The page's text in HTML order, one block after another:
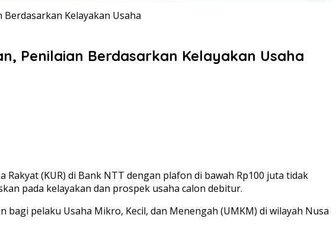
Kelayakan Usaha
Penilaian Berdasarkan Kelayakan Usaha
(KUR) di Bank NTT dengan plafon di bawah Rp100 juta tidak
pada kelayakan dan prospek usaha calon debitur.
pelaku Usaha Mikro, Kecil, dan Menengah (UMKM) di wilayah Nusa